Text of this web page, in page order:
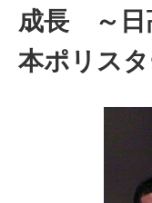
成長 ～日
本ポリス